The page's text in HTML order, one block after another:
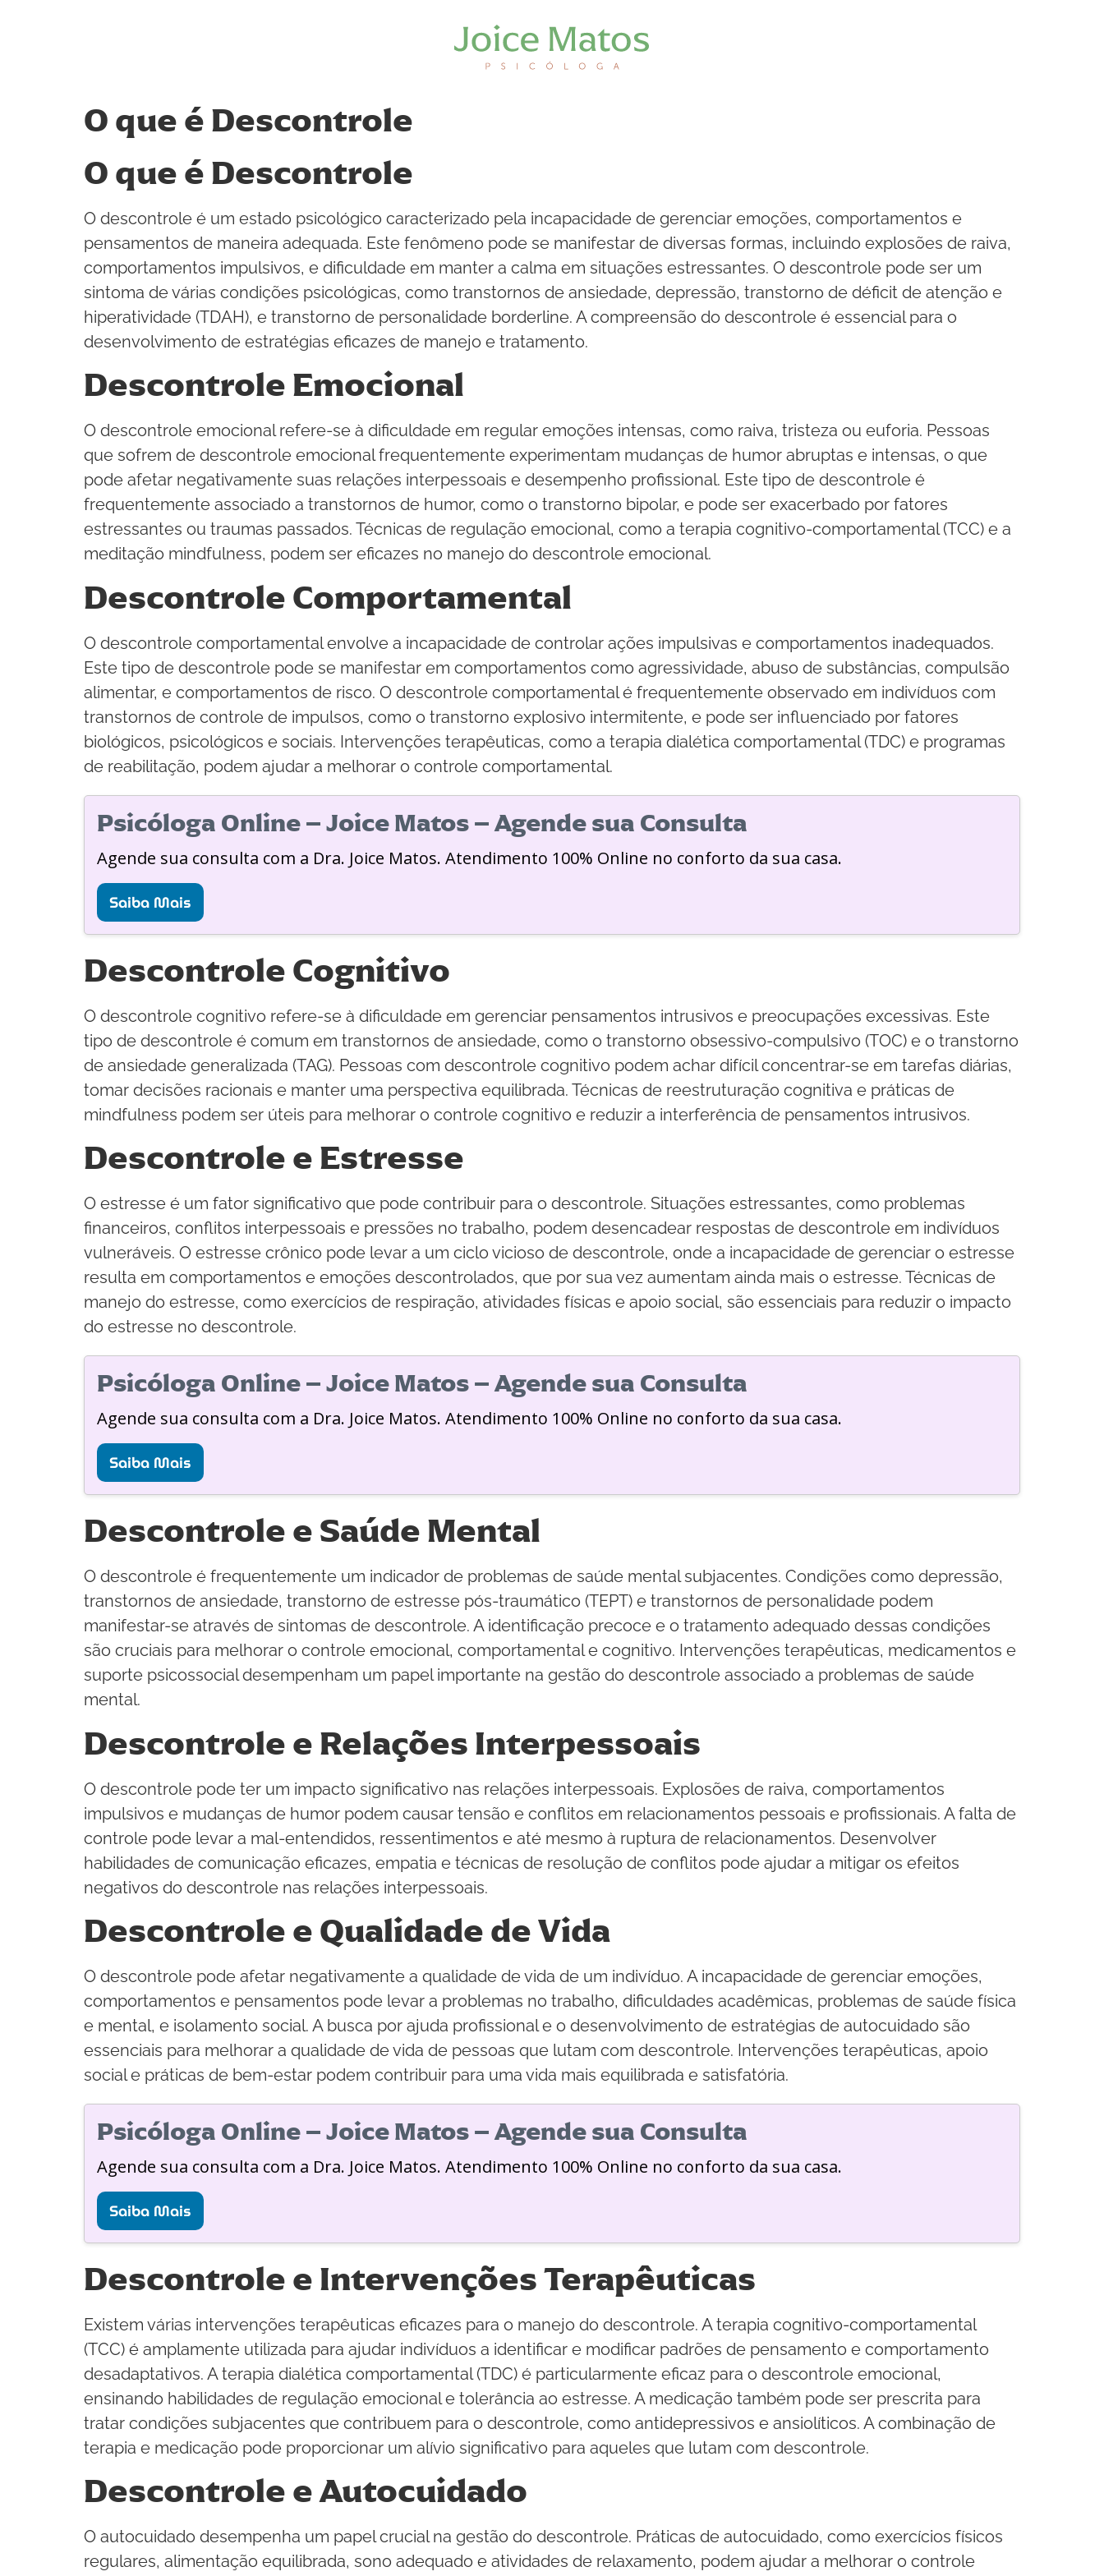
O que é Descontrole
O que é Descontrole
O descontrole é um estado psicológico caracterizado pela incapacidade de gerenciar emoções, comportamentos e
pensamentos de maneira adequada. Este fenômeno pode se manifestar de diversas formas, incluindo explosões de raiva,
comportamentos impulsivos, e dificuldade em manter a calma em situações estressantes. O descontrole pode ser um
sintoma de várias condições psicológicas, como transtornos de ansiedade, depressão, transtorno de déficit de atenção e
hiperatividade (TDAH), e transtorno de personalidade borderline. A compreensão do descontrole é essencial para o
desenvolvimento de estratégias eficazes de manejo e tratamento.
Descontrole Emocional
O descontrole emocional refere-se à dificuldade em regular emoções intensas, como raiva, tristeza ou euforia. Pessoas
que sofrem de descontrole emocional frequentemente experimentam mudanças de humor abruptas e intensas, o que
pode afetar negativamente suas relações interpessoais e desempenho profissional. Este tipo de descontrole é
frequentemente associado a transtornos de humor, como o transtorno bipolar, e pode ser exacerbado por fatores
estressantes ou traumas passados. Técnicas de regulação emocional, como a terapia cognitivo-comportamental (TCC) e a
meditação mindfulness, podem ser eficazes no manejo do descontrole emocional.
Descontrole Comportamental
O descontrole comportamental envolve a incapacidade de controlar ações impulsivas e comportamentos inadequados.
Este tipo de descontrole pode se manifestar em comportamentos como agressividade, abuso de substâncias, compulsão
alimentar, e comportamentos de risco. O descontrole comportamental é frequentemente observado em indivíduos com
transtornos de controle de impulsos, como o transtorno explosivo intermitente, e pode ser influenciado por fatores
biológicos, psicológicos e sociais. Intervenções terapêuticas, como a terapia dialética comportamental (TDC) e programas
de reabilitação, podem ajudar a melhorar o controle comportamental.
Psicóloga Online – Joice Matos – Agende sua Consulta
Agende sua consulta com a Dra. Joice Matos. Atendimento 100% Online no conforto da sua casa.
Saiba Mais
Descontrole Cognitivo
O descontrole cognitivo refere-se à dificuldade em gerenciar pensamentos intrusivos e preocupações excessivas. Este
tipo de descontrole é comum em transtornos de ansiedade, como o transtorno obsessivo-compulsivo (TOC) e o transtorno
de ansiedade generalizada (TAG). Pessoas com descontrole cognitivo podem achar difícil concentrar-se em tarefas diárias,
tomar decisões racionais e manter uma perspectiva equilibrada. Técnicas de reestruturação cognitiva e práticas de
mindfulness podem ser úteis para melhorar o controle cognitivo e reduzir a interferência de pensamentos intrusivos.
Descontrole e Estresse
O estresse é um fator significativo que pode contribuir para o descontrole. Situações estressantes, como problemas
financeiros, conflitos interpessoais e pressões no trabalho, podem desencadear respostas de descontrole em indivíduos
vulneráveis. O estresse crônico pode levar a um ciclo vicioso de descontrole, onde a incapacidade de gerenciar o estresse
resulta em comportamentos e emoções descontrolados, que por sua vez aumentam ainda mais o estresse. Técnicas de
manejo do estresse, como exercícios de respiração, atividades físicas e apoio social, são essenciais para reduzir o impacto
do estresse no descontrole.
Psicóloga Online – Joice Matos – Agende sua Consulta
Agende sua consulta com a Dra. Joice Matos. Atendimento 100% Online no conforto da sua casa.
Saiba Mais
Descontrole e Saúde Mental
O descontrole é frequentemente um indicador de problemas de saúde mental subjacentes. Condições como depressão,
transtornos de ansiedade, transtorno de estresse pós-traumático (TEPT) e transtornos de personalidade podem
manifestar-se através de sintomas de descontrole. A identificação precoce e o tratamento adequado dessas condições
são cruciais para melhorar o controle emocional, comportamental e cognitivo. Intervenções terapêuticas, medicamentos e
suporte psicossocial desempenham um papel importante na gestão do descontrole associado a problemas de saúde
mental.
Descontrole e Relações Interpessoais
O descontrole pode ter um impacto significativo nas relações interpessoais. Explosões de raiva, comportamentos
impulsivos e mudanças de humor podem causar tensão e conflitos em relacionamentos pessoais e profissionais. A falta de
controle pode levar a mal-entendidos, ressentimentos e até mesmo à ruptura de relacionamentos. Desenvolver
habilidades de comunicação eficazes, empatia e técnicas de resolução de conflitos pode ajudar a mitigar os efeitos
negativos do descontrole nas relações interpessoais.
Descontrole e Qualidade de Vida
O descontrole pode afetar negativamente a qualidade de vida de um indivíduo. A incapacidade de gerenciar emoções,
comportamentos e pensamentos pode levar a problemas no trabalho, dificuldades acadêmicas, problemas de saúde física
e mental, e isolamento social. A busca por ajuda profissional e o desenvolvimento de estratégias de autocuidado são
essenciais para melhorar a qualidade de vida de pessoas que lutam com descontrole. Intervenções terapêuticas, apoio
social e práticas de bem-estar podem contribuir para uma vida mais equilibrada e satisfatória.
Psicóloga Online – Joice Matos – Agende sua Consulta
Agende sua consulta com a Dra. Joice Matos. Atendimento 100% Online no conforto da sua casa.
Saiba Mais
Descontrole e Intervenções Terapêuticas
Existem várias intervenções terapêuticas eficazes para o manejo do descontrole. A terapia cognitivo-comportamental
(TCC) é amplamente utilizada para ajudar indivíduos a identificar e modificar padrões de pensamento e comportamento
desadaptativos. A terapia dialética comportamental (TDC) é particularmente eficaz para o descontrole emocional,
ensinando habilidades de regulação emocional e tolerância ao estresse. A medicação também pode ser prescrita para
tratar condições subjacentes que contribuem para o descontrole, como antidepressivos e ansiolíticos. A combinação de
terapia e medicação pode proporcionar um alívio significativo para aqueles que lutam com descontrole.
Descontrole e Autocuidado
O autocuidado desempenha um papel crucial na gestão do descontrole. Práticas de autocuidado, como exercícios físicos
regulares, alimentação equilibrada, sono adequado e atividades de relaxamento, podem ajudar a melhorar o controle